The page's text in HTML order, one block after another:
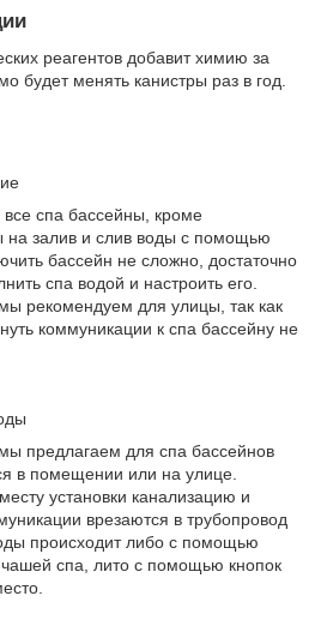
реагентов добавит химию за
будет менять канистры раз в год.
все спа бассейны, кроме
на залив и слив воды с помощью
бассейн не сложно, достаточно
спа водой и настроить его.
рекомендуем для улицы, так как
коммуникации к спа бассейну не
предлагаем для спа бассейнов
в помещении или на улице.
установки канализацию и
врезаются в трубопровод
происходит либо с помощью
спа, лито с помощью кнопок